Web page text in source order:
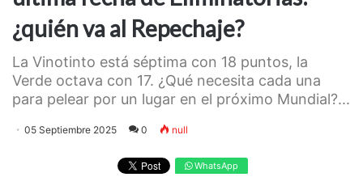
¿quién va al Repechaje?
La Vinotinto está séptima con 18 puntos, la
Verde octava con 17. ¿Qué necesita cada una
para pelear por un lugar en el próximo Mundial?...
05 Septiembre 2025 0 null
WhatsApp